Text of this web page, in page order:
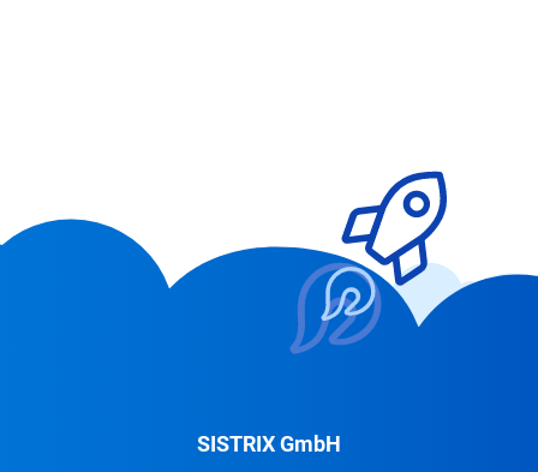
SISTRIX GmbH